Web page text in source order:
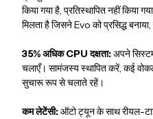
किया गया है, प्रतिस्थापित नहीं किया
मिलता है जिसने Evo को प्रसिद्ध
35% अधिक CPU दक्षता:अपने
चलाएँ। सामंजस्य स्थापित करें, कई
सुचारू रूप से चलाते रहें।
कम लेटेंसी:ऑटो ट्यून के साथ रीयल-